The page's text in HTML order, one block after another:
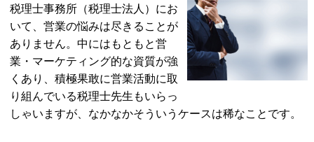
税理士事務所（税理士法人）にお
いて、営業の悩みは尽きることが
ありません。中にはもともと営
業・マーケティング的な資質が強
くあり、積極果敢に営業活動に取
り組んでいる税理士先生もいらっ
しゃいますが、なかなかそういうケースは稀なことです。